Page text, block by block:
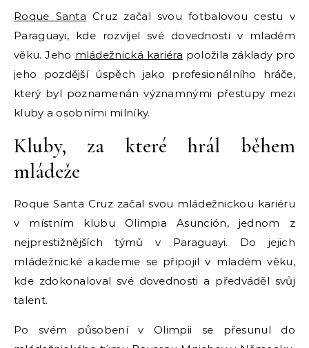
Roque Santa Cruz začal svou fotbalovou cestu v
Paraguayi, kde rozvíjel své dovednosti v mladém
věku. Jeho mládežnická kariéra položila základy pro
jeho pozdější úspěch jako profesionálního hráče,
který byl poznamenán významnými přestupy mezi
kluby a osobními milníky.
Kluby, za které hrál během
mládeže
Roque Santa Cruz začal svou mládežnickou kariéru
v místním klubu Olimpia Asunción, jednom z
nejprestižnějších týmů v Paraguayi. Do jejich
mládežnické akademie se připojil v mladém věku,
kde zdokonaloval své dovednosti a předváděl svůj
talent.
Po svém působení v Olimpii se přesunul do